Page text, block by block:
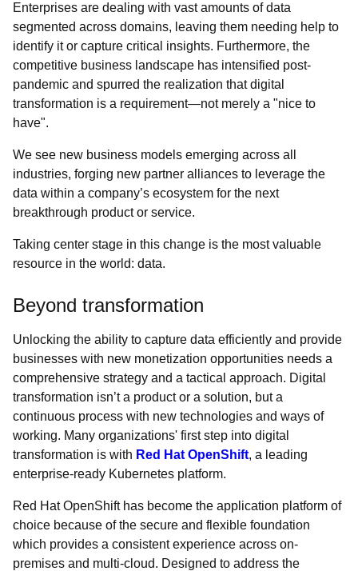
Enterprises are dealing with vast amounts of data
segmented across domains, leaving them needing help to
identify it or capture critical insights. Furthermore, the
competitive business landscape has intensified post-
pandemic and spurred the realization that digital
transformation is a requirement—not merely a "nice to
have".
We see new business models emerging across all
industries, forging new partner alliances to leverage the
data within a company’s ecosystem for the next
breakthrough product or service.
Taking center stage in this change is the most valuable
resource in the world: data.
Beyond transformation
Unlocking the ability to capture data efficiently and provide
businesses with new monetization opportunities needs a
comprehensive strategy and a tactical approach. Digital
transformation isn’t a product or a solution, but a
continuous process with new technologies and ways of
working. Many organizations' first step into digital
transformation is with Red Hat OpenShift, a leading
enterprise-ready Kubernetes platform.
Red Hat OpenShift has become the application platform of
choice because of the secure and flexible foundation
which provides a consistent experience across on-
premises and multi-cloud. Designed to address the